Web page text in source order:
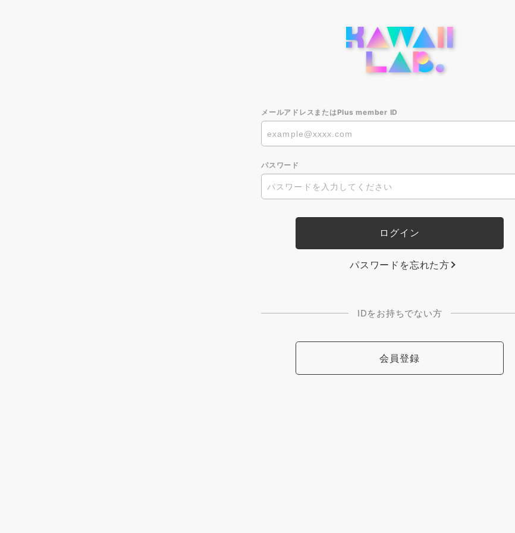
メールアドレスまたはPlus member ID
パスワード
パスワードを忘れた方
IDをお持ちでない方
会員登録